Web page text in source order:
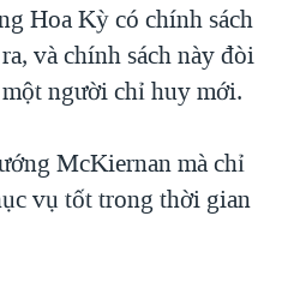
VIỆT NAM
TẠI VIỆT NAM
PHỦ VIỆT NAM
TRỘM HẢI SÂM
TỪ NÔNG THÔN MỸ
Hoa Kỳ có chính sách
và chính sách này đòi
người chỉ huy mới.
McKiernan mà chỉ
vụ tốt trong thời gian